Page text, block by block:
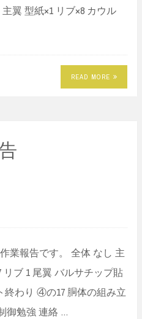
翼 型紙×1 リブ×8 カウル
READ MORE
業報告です。 全体 なし 主
ブ 1 尾翼 バルサチップ貼
わり ④の17 胴体の組み立
御勉強 連絡 …